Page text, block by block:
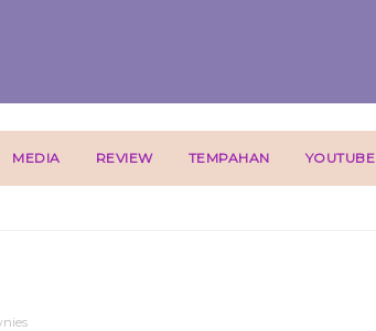
MEDIA REVIEW TEMPAHAN YOUTUBE